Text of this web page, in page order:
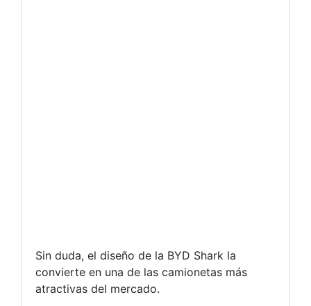
Sin duda, el diseño de la BYD Shark la
convierte en una de las camionetas más
atractivas del mercado.